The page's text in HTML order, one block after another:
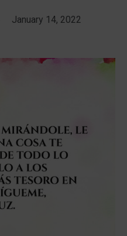
January 14, 2022